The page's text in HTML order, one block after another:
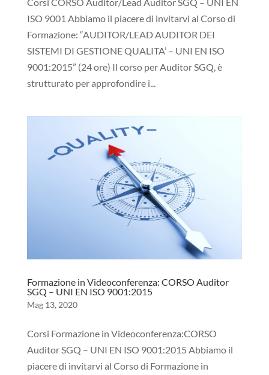
ISO 9001 Abbiamo il piacere di invitarvi al Corso di
Formazione: “AUDITOR/LEAD AUDITOR DEI
SISTEMI DI GESTIONE QUALITA’ – UNI EN ISO
9001:2015” (24 ore) Il corso per Auditor SGQ, è
strutturato per approfondire i...
Formazione in Videoconferenza: CORSO Auditor
SGQ – UNI EN ISO 9001:2015
Mag 13, 2020
Corsi Formazione in Videoconferenza:CORSO
Auditor SGQ – UNI EN ISO 9001:2015 Abbiamo il
piacere di invitarvi al Corso di Formazione in